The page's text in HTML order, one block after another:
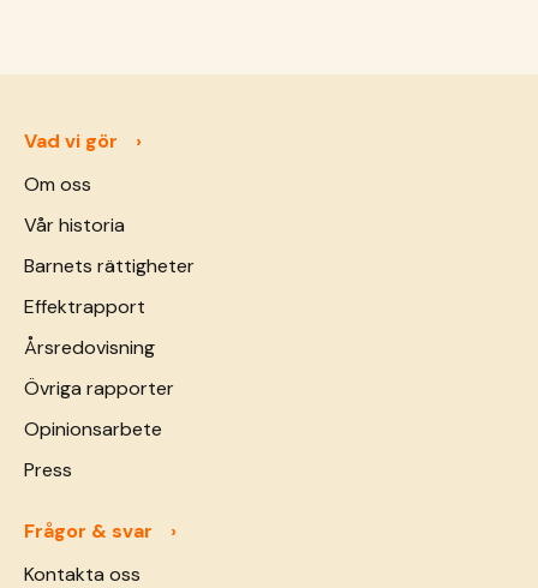
Vad vi gör
Om oss
Vår historia
Barnets rättigheter
Effektrapport
Årsredovisning
Övriga rapporter
Opinionsarbete
Press
Frågor & svar
Kontakta oss